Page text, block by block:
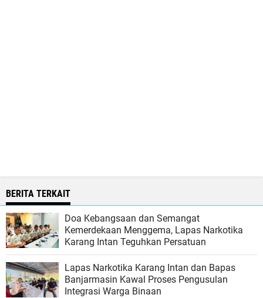
BERITA TERKAIT
Doa Kebangsaan dan Semangat
Kemerdekaan Menggema, Lapas Narkotika
Karang Intan Teguhkan Persatuan
Lapas Narkotika Karang Intan dan Bapas
Banjarmasin Kawal Proses Pengusulan
Integrasi Warga Binaan